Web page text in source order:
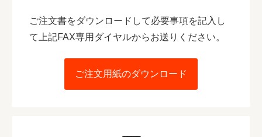
ご注文書をダウンロードして必要事項を記入し
て上記FAX専用ダイヤルからお送りください。
ご注文用紙のダウンロード